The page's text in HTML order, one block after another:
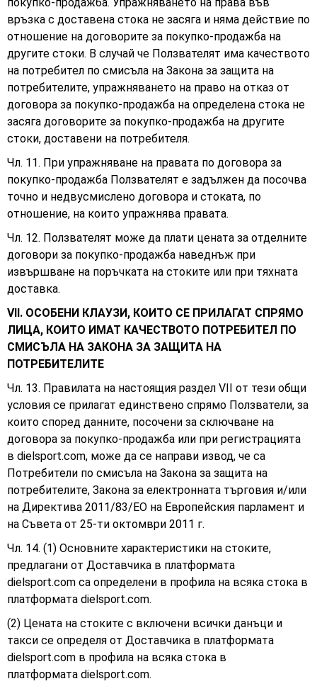
връзка с доставена стока не засяга и няма действие по
отношение на договорите за покупко-продажба на
другите стоки. В случай че Ползвателят има качеството
на потребител по смисъла на Закона за защита на
потребителите, упражняването на право на отказ от
договора за покупко-продажба на определена стока не
засяга договорите за покупко-продажба на другите
стоки, доставени на потребителя.
Чл. 11. При упражняване на правата по договора за
покупко-продажба Ползвателят е задължен да посочва
точно и недвусмислено договора и стоката, по
отношение, на които упражнява правата.
Чл. 12. Ползвателят може да плати цената за отделните
договори за покупко-продажба наведнъж при
извършване на поръчката на стоките или при тяхната
доставка.
VII. ОСОБЕНИ КЛАУЗИ, КОИТО СЕ ПРИЛАГАТ СПРЯМО
ЛИЦА, КОИТО ИМАТ КАЧЕСТВОТО ПОТРЕБИТЕЛ ПО
СМИСЪЛА НА ЗАКОНА ЗА ЗАЩИТА НА
ПОТРЕБИТЕЛИТЕ
Чл. 13. Правилата на настоящия раздел VII от тези общи
условия се прилагат единствено спрямо Ползватели, за
които според данните, посочени за сключване на
договора за покупко-продажба или при регистрацията
в dielsport.com, може да се направи извод, че са
Потребители по смисъла на Закона за защита на
потребителите, Закона за електронната търговия и/или
на Директива 2011/83/ЕО на Европейския парламент и
на Съвета от 25-ти октомври 2011 г.
Чл. 14. (1) Основните характеристики на стоките,
предлагани от Доставчика в платформата
dielsport.com са определени в профила на всяка стока в
платформата dielsport.com.
(2) Цената на стоките с включени всички данъци и
такси се определя от Доставчика в платформата
dielsport.com в профила на всяка стока в
платформата dielsport.com.